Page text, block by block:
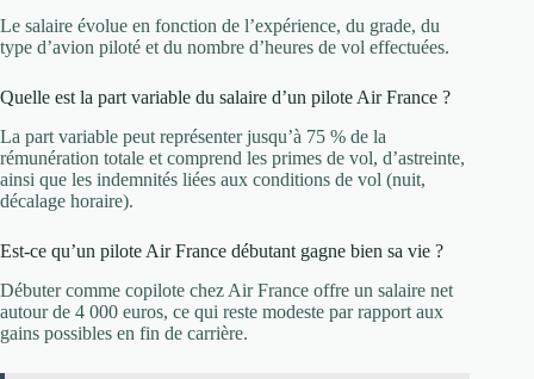
Le salaire évolue en fonction de l’expérience, du grade, du
type d’avion piloté et du nombre d’heures de vol effectuées.
Quelle est la part variable du salaire d’un pilote Air France ?
La part variable peut représenter jusqu’à 75 % de la
rémunération totale et comprend les primes de vol, d’astreinte,
ainsi que les indemnités liées aux conditions de vol (nuit,
décalage horaire).
Est-ce qu’un pilote Air France débutant gagne bien sa vie ?
Débuter comme copilote chez Air France offre un salaire net
autour de 4 000 euros, ce qui reste modeste par rapport aux
gains possibles en fin de carrière.